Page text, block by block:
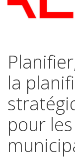
la
pour